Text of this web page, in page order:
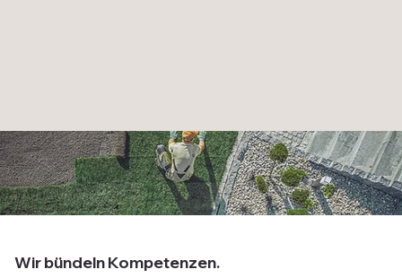
Wir bündeln Kompetenzen.